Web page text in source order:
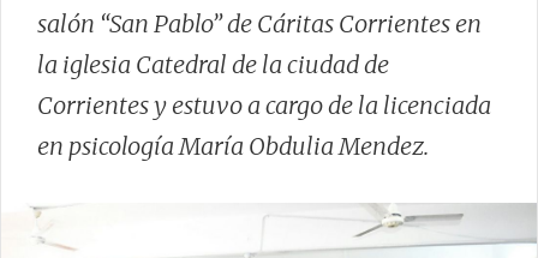
salón “San Pablo” de Cáritas Corrientes en
la iglesia Catedral de la ciudad de
Corrientes y estuvo a cargo de la licenciada
en psicología María Obdulia Mendez.